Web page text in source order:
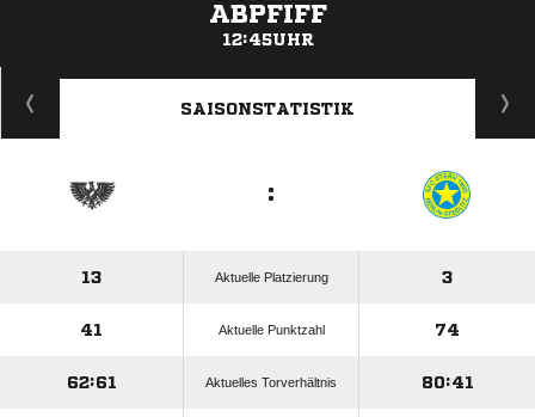
ABPFIFF
12:45UHR
ANZEIGE
SAISONSTATISTIK
:
13 Aktuelle Platzierung 3
41 Aktuelle Punktzahl 74
62:61 Aktuelles Torverhältnis 80:41